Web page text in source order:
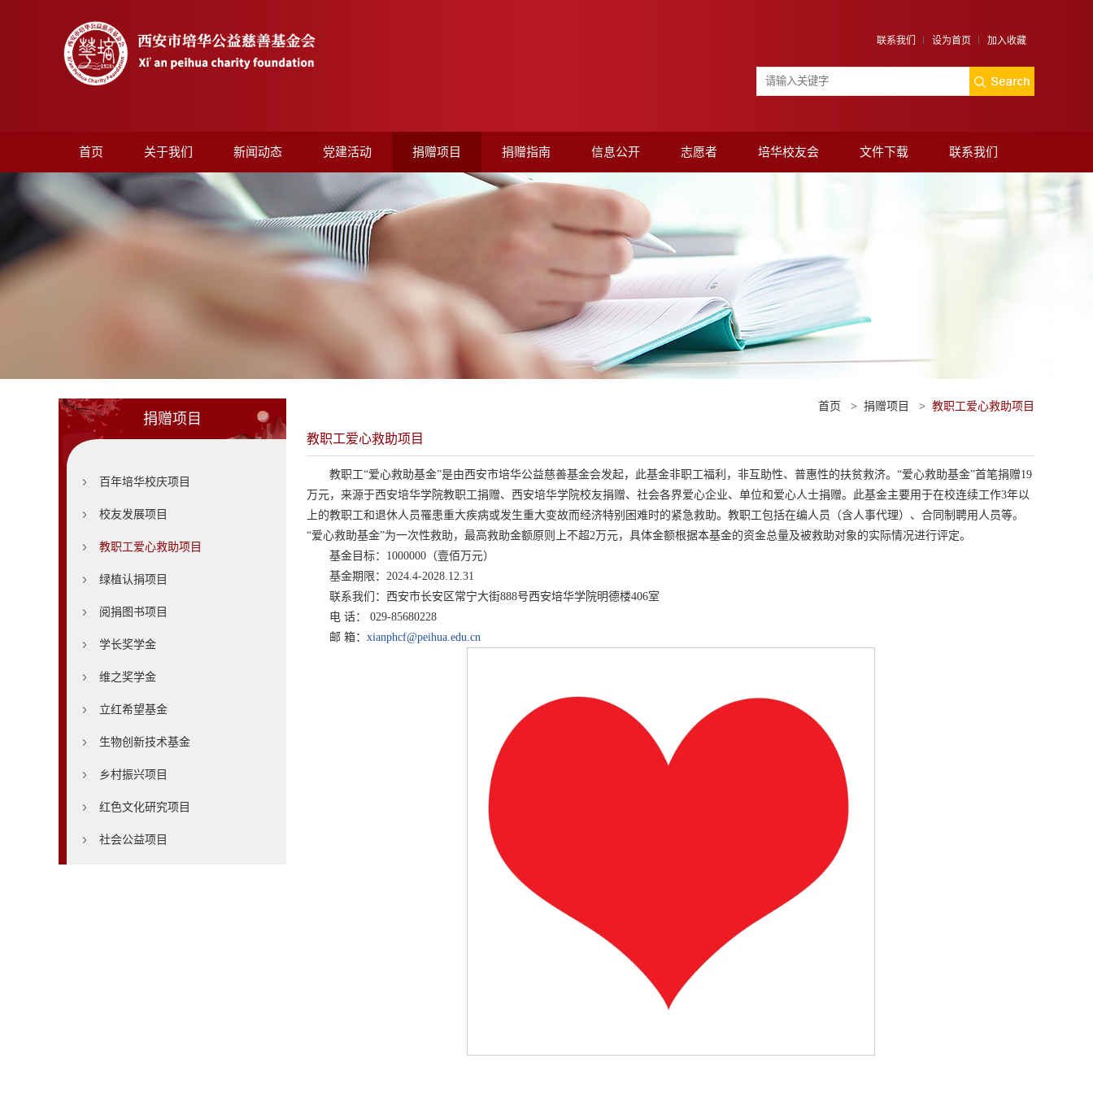
联系我们 设为首页 加入收藏
首页 关于我们 新闻动态 党建活动 捐赠项目 捐赠指南 信息公开 志愿者 培华校友会 文件下载 联系我们
捐赠项目
百年培华校庆项目
校友发展项目
教职工爱心救助项目
绿植认捐项目
阅捐图书项目
学长奖学金
维之奖学金
立红希望基金
生物创新技术基金
乡村振兴项目
红色文化研究项目
社会公益项目
首页 > 捐赠项目 > 教职工爱心救助项目
教职工爱心救助项目
教职工“爱心救助基金”是由西安市培华公益慈善基金会发起，此基金非职工福利，非互助性、普惠性的扶贫救济。“爱心救助基金”首笔捐赠19
万元，来源于西安培华学院教职工捐赠、西安培华学院校友捐赠、社会各界爱心企业、单位和爱心人士捐赠。此基金主要用于在校连续工作3年以
上的教职工和退休人员罹患重大疾病或发生重大变故而经济特别困难时的紧急救助。教职工包括在编人员（含人事代理）、合同制聘用人员等。
“爱心救助基金”为一次性救助，最高救助金额原则上不超2万元，具体金额根据本基金的资金总量及被救助对象的实际情况进行评定。
基金目标：1000000（壹佰万元）
基金期限：2024.4-2028.12.31
联系我们：西安市长安区常宁大街888号西安培华学院明德楼406室
电 话： 029-85680228
邮 箱： xianphcf@peihua.edu.cn